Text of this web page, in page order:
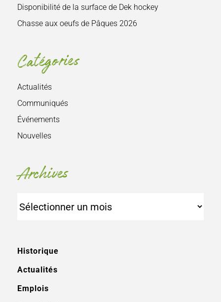
Disponibilité de la surface de Dek hockey
Chasse aux oeufs de Pâques 2026
Catégories
Actualités
Communiqués
Événements
Nouvelles
Archives
Historique
Actualités
Emplois